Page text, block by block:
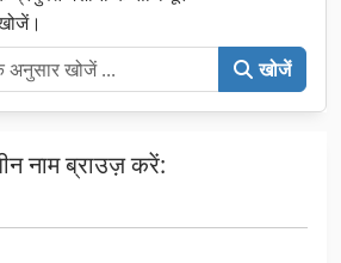
खोजें
नाम ब्राउज़ करें: